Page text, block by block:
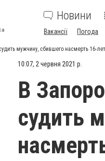
Новини
Вакансії Погода
мужчину, сбившего насмерть 16-
10:07, 2 червня 2021 р.
В
судить